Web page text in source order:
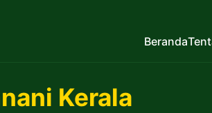
Beranda
Kerala